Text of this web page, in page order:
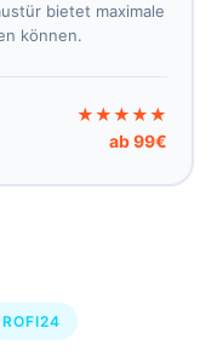
bietet maximale
können.
★★★★★
ab 99€